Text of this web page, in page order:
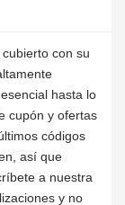
con su
hasta lo
cupón y ofertas
códigos
así que
a nuestra
y no